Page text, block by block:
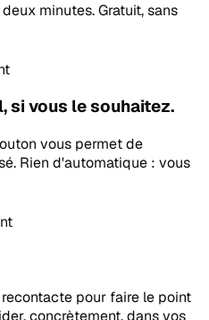
minutes. Gratuit, sans
si vous le souhaitez.
vous permet de
Rien d'automatique : vous
pour faire le point
concrètement, dans vos